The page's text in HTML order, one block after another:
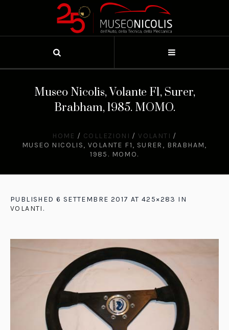
Museo Nicolis, Volante F1, Surer,
Brabham, 1985. MOMO.
HOME / COLLEZIONI / VOLANTI /
MUSEO NICOLIS, VOLANTE F1, SURER, BRABHAM,
1985. MOMO.
PUBLISHED 6 SETTEMBRE 2017 AT 425×283 IN
VOLANTI .